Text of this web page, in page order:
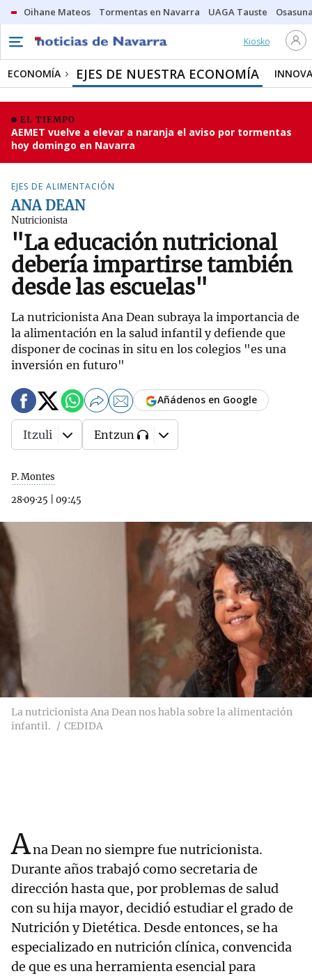
Oihane Mateos Tormentas en Navarra UAGA Tauste
Kiosko
ECONOMÍA EJES DE NUESTRA ECONOMÍA
EL TIEMPO
AEMET vuelve a elevar a naranja el aviso por tormentas
hoy domingo en Navarra
EJES DE ALIMENTACIÓN
ANA DEAN
Nutricionista
"La educación nutricional
debería impartirse también
desde las escuelas"
La nutricionista Ana Dean subraya la importancia de
la alimentación en la salud infantil y defiende que
disponer de cocinas in situ en los colegios "es una
inversión en futuro"
P. Montes
28·09·25
09:45
Añádenos en Google
Itzuli Entzun
La nutricionista Ana Dean nos habla sobre la alimentación
infantil.
CEDIDA
Ana Dean no siempre fue nutricionista.
Durante años trabajó como secretaria de
dirección hasta que, por problemas de salud
con su hija mayor, decidió estudiar el grado de
Nutrición y Dietética. Desde entonces, se ha
especializado en nutrición clínica, convencida
de que es una herramienta esencial para